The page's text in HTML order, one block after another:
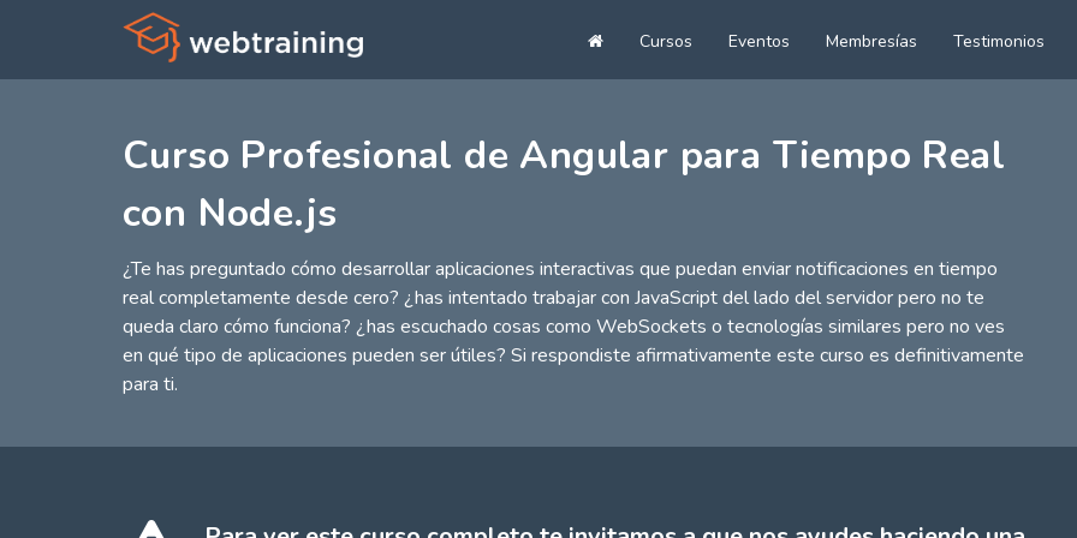
Ir
Cursos Eventos Membresías Testimonios
Curso Profesional de Angular para Tiempo Real
con Node.js
¿Te has preguntado cómo desarrollar aplicaciones interactivas que puedan enviar notificaciones en tiempo
real completamente desde cero? ¿has intentado trabajar con JavaScript del lado del servidor pero no te
queda claro cómo funciona? ¿has escuchado cosas como WebSockets o tecnologías similares pero no ves
en qué tipo de aplicaciones pueden ser útiles? Si respondiste afirmativamente este curso es definitivamente
para ti.